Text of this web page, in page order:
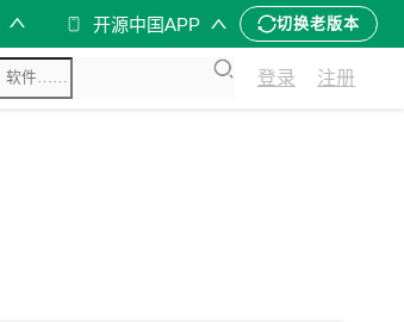
开源中国APP 切换老版本
登录 注册